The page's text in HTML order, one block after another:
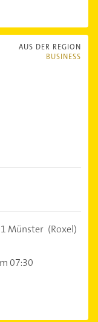
AUS DER REGION
BUSINESS
Münster (Roxel)
07:30